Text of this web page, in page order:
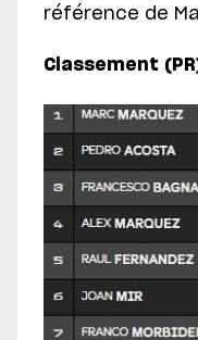
référence de
Classement